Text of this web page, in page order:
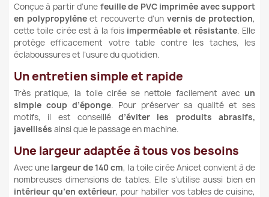
Conçue à partir d’une feuille de PVC imprimée avec support
en polypropylèneet recouverte d’un vernis de protection,
cette toile cirée est à la fois imperméable et résistante. Elle
protège efficacement votre table contre les taches, les
éclaboussures et l’usure du quotidien.
Un entretien simple et rapide
Très pratique, la toile cirée se nettoie facilement avec un
simple coup d’éponge. Pour préserver sa qualité et ses
motifs, il est conseillé d’éviter les produits abrasifs,
javellisés ainsi que le passage en machine.
Une largeur adaptée à tous vos besoins
Avec une largeur de 140 cm, la toile cirée Anicet convient à de
nombreuses dimensions de tables. Elle s’utilise aussi bien en
intérieur qu’en extérieur, pour habiller vos tables de cuisine,